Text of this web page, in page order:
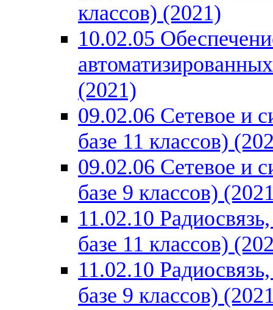
классов) (2021)
10.02.05
(2021)
09.02.06 Сетевое и
базе 11 классов)
09.02.06 Сетевое и
базе 9 классов)
11.02.10
базе 11 классов)
11.02.10
базе 9 классов)